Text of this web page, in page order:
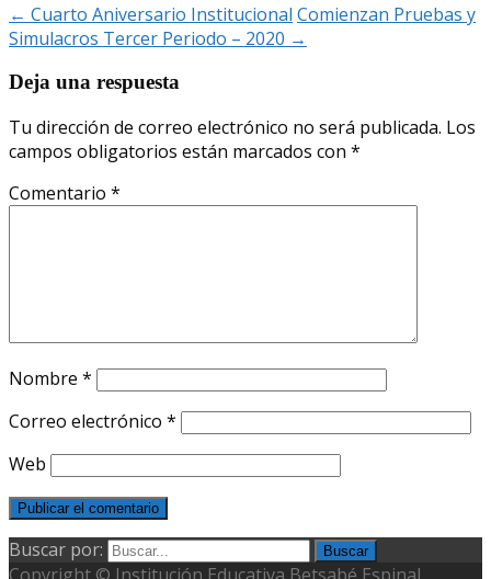
← Cuarto Aniversario Institucional Comienzan Pruebas y
Simulacros Tercer Periodo – 2020 →
Deja una respuesta
Tu dirección de correo electrónico no será publicada. Los
campos obligatorios están marcados con *
Comentario *
Nombre *
Correo electrónico *
Web
Buscar por: